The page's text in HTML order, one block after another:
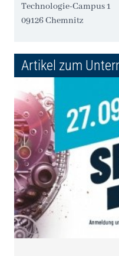
Technologie-Campus 1
09126 Chemnitz
Artikel zum